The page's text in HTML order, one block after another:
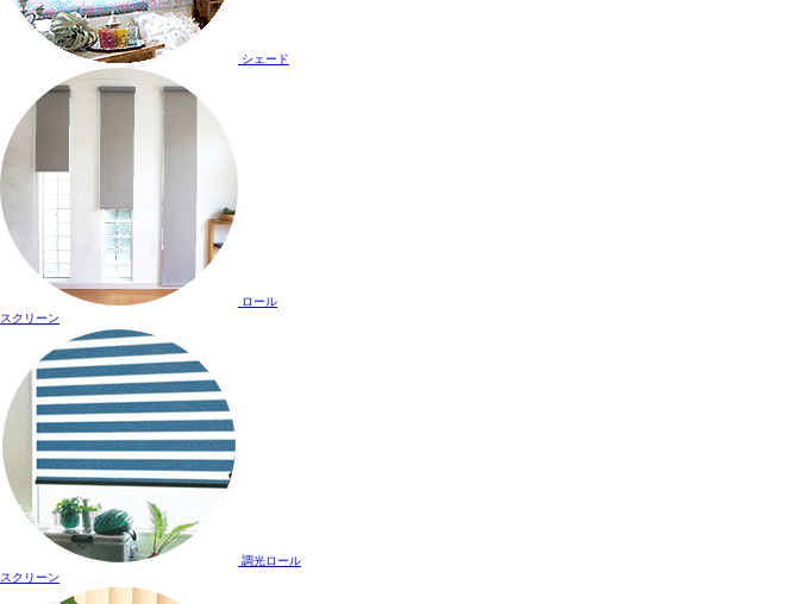
シェード
ロール
スクリーン
調光ロール
スクリーン